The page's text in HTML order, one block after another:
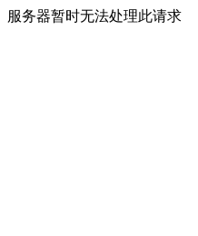
服务器暂时无法处理此请求